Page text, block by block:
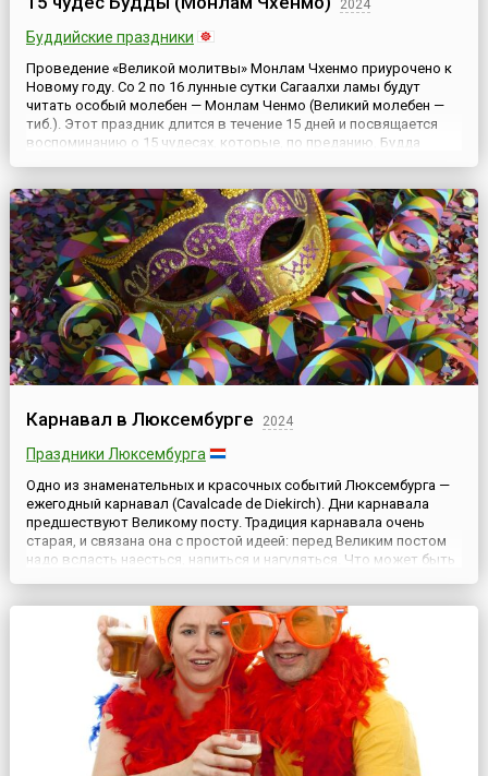
2024
Буддийские праздники
Проведение «Великой молитвы» Монлам Чхенмо приурочено к
Новому году. Со 2 по 16 лунные сутки Сагаалхи ламы будут
читать особый молебен — Монлам Ченмо (Великий молебен —
тиб.). Этот праздник длится в течение 15 дней и посвящается
воспоминанию о 15 чудесах, которые, по преданию, Будда
молебна», отн...
Карнавал в Люксембурге 2024
Праздники Люксембурга
Одно из знаменательных и красочных событий Люксембурга —
ежегодный карнавал (Cavalcade de Diekirch). Дни карнавала
предшествуют Великому посту. Традиция карнавала очень
старая, и связана она с простой идеей: перед Великим постом
надо всласть наесться, напиться и нагуляться. Что может быть